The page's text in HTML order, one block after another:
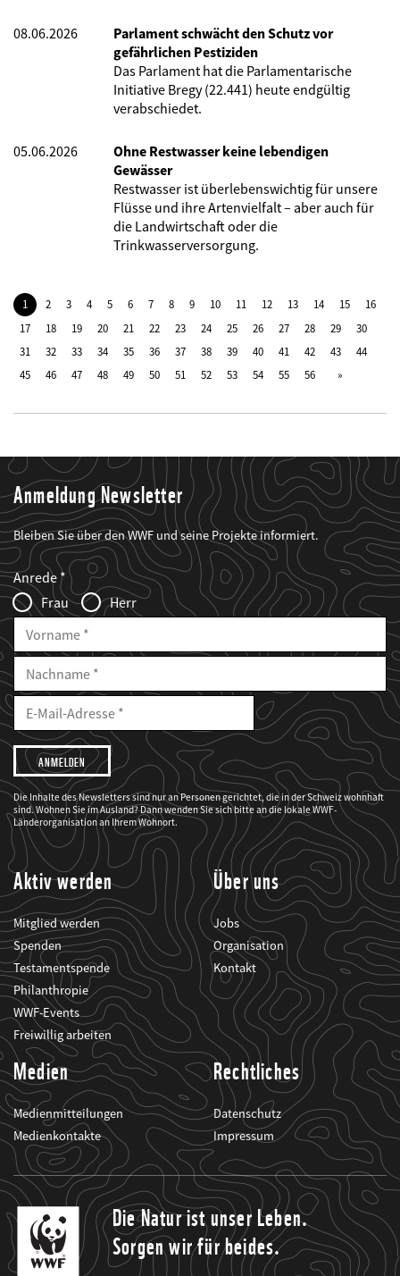
08.06.2026
Parlament schwächt den Schutz vor
gefährlichen Pestiziden
Das Parlament hat die Parlamentarische
Initiative Bregy (22.441) heute endgültig
verabschiedet.
05.06.2026
Ohne Restwasser keine lebendigen
Gewässer
Restwasser ist überlebenswichtig für unsere
Flüsse und ihre Artenvielfalt – aber auch für
die Landwirtschaft oder die
Trinkwasserversorgung.
1 2 3 4 5 6 7 8 9 10 11 12 13 14 15
16
17
18 19 20 21 22 23 24 25 26 27 28 29
30
31
32 33 34 35 36 37 38 39 40 41 42 43
44
45
46 47 48 49 50 51 52 53 54 55 56
Anmeldung Newsletter
Bleiben Sie über den WWF und seine Projekte informiert.
Web2Case
Infofelder
Fieldset
anrede_name
Anrede
Frau
Herr
Vorname
Nachname
E-
Mailadresse
E-
Adresse
Ich
möchte,
dass
der
WWF
mich
über
seine
Projekte
informiert.
Die Inhalte des Newsletters sind nur an Personen gerichtet, die in der Schweiz wohnhaft
sind. Wohnen Sie im Ausland? Dann wenden Sie sich bitte an die lokale WWF-
Länderorganisation an Ihrem Wohnort.
Aktiv werden
Mitglied werden
Spenden
Testamentspende
Philanthropie
WWF-Events
Freiwillig arbeiten
Über uns
Jobs
Organisation
Kontakt
Medien
Medienmitteilungen
Medienkontakte
Rechtliches
Datenschutz
Impressum
Die Natur ist unser Leben.
Sorgen wir für beides.